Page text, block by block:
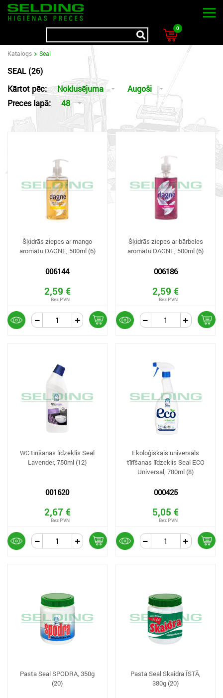
0
Katalogs Seal
SEAL (26)
Kārtot pēc:
Noklusējuma
Augoši
Preces lapā:
48
Šķidrās ziepes ar mango
aromātu DAGNE, 500ml (6)
006144
2,59 €
Šķidrās ziepes ar bārbeles
aromātu DAGNE, 500ml (6)
006186
2,59 €
WC tīrīšanas līdzeklis Seal
Lavender, 750ml (12)
001620
2,67 €
Ekoloģiskais universāls
tīrīšanas līdzeklis Seal ECO
Universal, 780ml (8)
000425
5,05 €
Pasta Seal SPODRA, 350g
(20)
Pasta Seal Skaidra ĪSTĀ,
380g (20)